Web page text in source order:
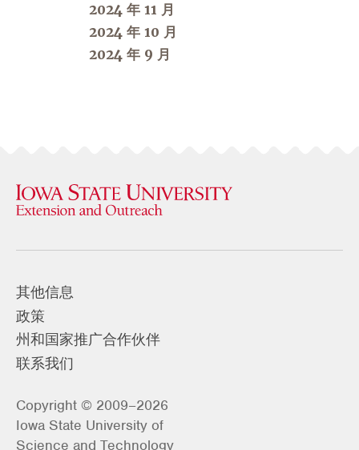
2024 年 11 月
2024 年 10 月
2024 年 9 月
其他信息
政策
州和国家推广合作伙伴
联系我们
Copyright © 2009–2026
Iowa State University of
Science and Technology